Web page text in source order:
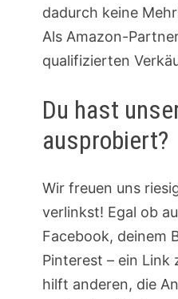
dadurch keine
Als Amazon-
qualifizierten
Du hast
ausprobiert?
Wir freuen uns
verlinkst! Egal ob
Facebook, deinem
Pinterest – ein Link
hilft anderen, die